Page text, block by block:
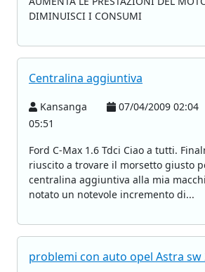
DIMINUISCI I CONSUMI
Centralina aggiuntiva
Kansanga 07/04/2009 02:04
05:51
Ford C-Max 1.6 Tdci Ciao a tutti.
riuscito a trovare il morsetto giusto
centralina aggiuntiva alla mia
notato un notevole incremento di...
problemi con auto opel Astra sw